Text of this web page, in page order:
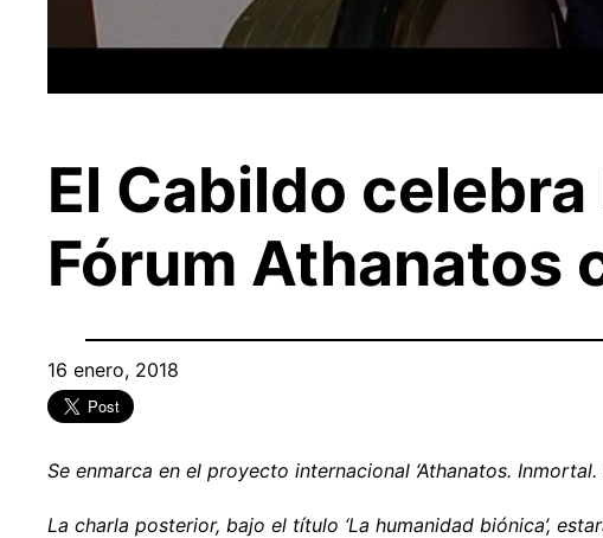
El Cabildo
Fórum Athanatos
16 enero, 2018
Se enmarca en el proyecto internacional ‘Athanatos.
La charla posterior, bajo el título ‘La humanidad biónica’,